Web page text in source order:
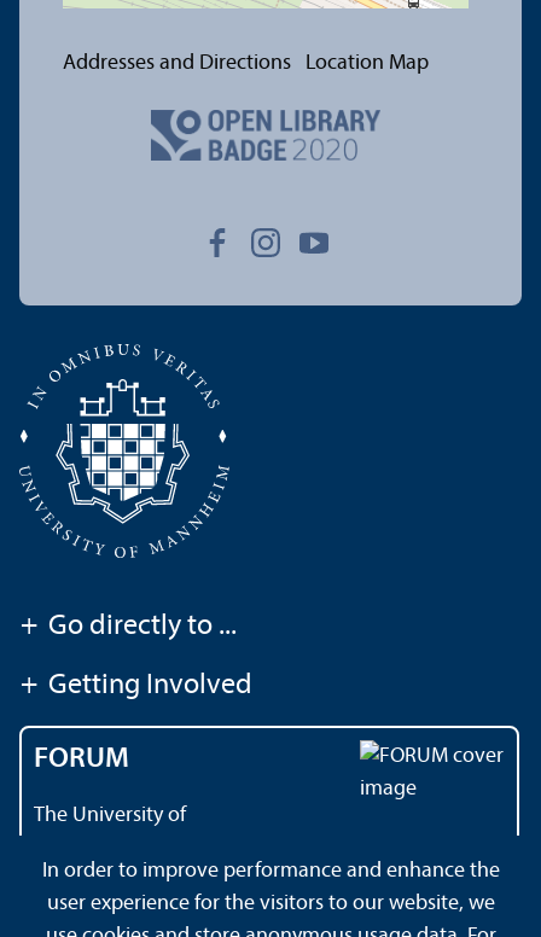
Addresses and Directions Location Map
+ Go directly to ...
+ Getting Involved
FORUM
The University of
In order to improve performance and enhance the
user experience for the visitors to our website, we